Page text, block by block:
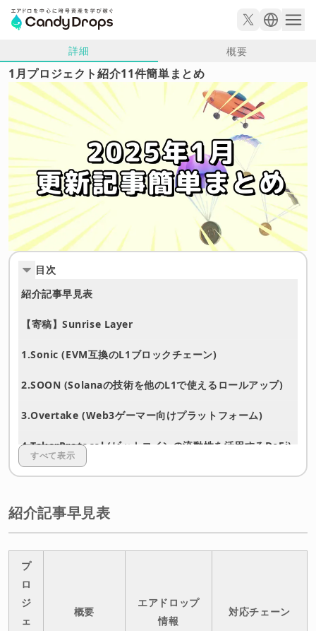
詳細 概要
1月プロジェクト紹介11件簡単まとめ
目次
紹介記事早見表
【寄稿】Sunrise Layer
1.Sonic (EVM互換のL1ブロックチェーン)
2.SOON (Solanaの技術を他のL1で使えるロールアップ)
3.Overtake (Web3ゲーマー向けプラットフォーム)
4.TakerProtocol (ビットコインの流動性を活用するDeFi)
5.ShadowLiquidity Exchange (新しいトークノミクスを
6. Rate-X (Solana上のレバレッジ・イールド取引DEX)
7.ZEROBASE (超高速ゼロ知識証明ネットワーク)
8.
StakeStone (オムニチェーン・リキッドステーキング)
すべて表示
紹介記事早見表
プ
ロ
ジ
ェ
概要
エアドロップ
情報
対応チェーン